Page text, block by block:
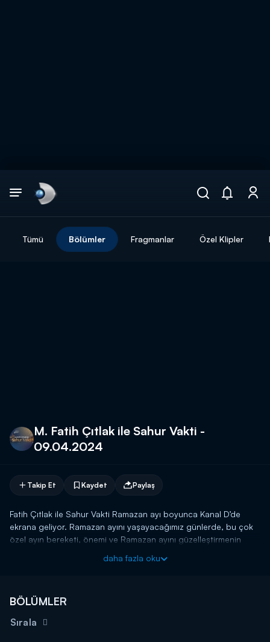
Tümü Bölümler Fragmanlar Özel Klipler
M. Fatih Çıtlak ile Sahur Vakti -
09.04.2024
Takip Et Kaydet Paylaş
Fatih Çıtlak ile Sahur Vakti Ramazan ayı boyunca Kanal D’de
ekrana geliyor. Ramazan ayını yaşayacağımız günlerde, bu çok
özel ayın bereketi, önemi ve Ramazan ayını güzelleştirmenin
İzleyicilerden gelen sorularında cevaplanacağı “M. Fatih Çıtlak
M. Fatih Çıtlak ile Sahur Vakti, Ramazan ayı boyunca her
gece Kanal D'de!
daha fazla oku
BÖLÜMLER
Sırala